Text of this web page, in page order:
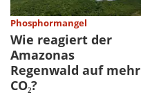
Phosphormangel
Wie reagiert der
Amazonas
Regenwald auf mehr
CO₂?